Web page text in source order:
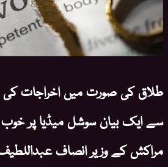
طلاق کی صورت میں اخراجات کی
سے ایک بیان سوشل میڈیا پر خوب
مراکش کے وزیر انصاف عبداللطیف